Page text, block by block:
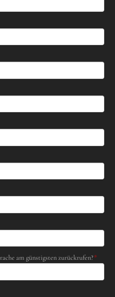
am günstigsten zurückrufen?*